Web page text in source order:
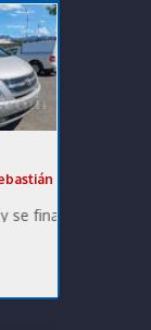
Se recibe o se
mantenimiento